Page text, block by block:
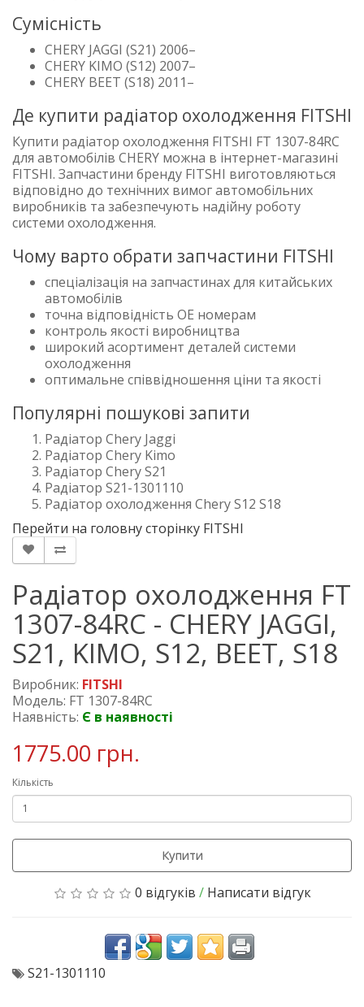
Сумісність
CHERY JAGGI (S21) 2006–
CHERY KIMO (S12) 2007–
CHERY BEET (S18) 2011–
Де купити радіатор охолодження FITSHI
Купити радіатор охолодження FITSHI FT 1307-84RC
для автомобілів CHERY можна в інтернет-магазині
FITSHI. Запчастини бренду FITSHI виготовляються
відповідно до технічних вимог автомобільних
виробників та забезпечують надійну роботу
системи охолодження.
Чому варто обрати запчастини FITSHI
спеціалізація на запчастинах для китайських
автомобілів
точна відповідність OE номерам
контроль якості виробництва
широкий асортимент деталей системи
охолодження
оптимальне співвідношення ціни та якості
Популярні пошукові запити
Радіатор Chery Jaggi
Радіатор Chery Kimo
Радіатор Chery S21
Радіатор S21-1301110
Радіатор охолодження Chery S12 S18
Перейти на головну сторінку FITSHI
Радіатор охолодження FT
1307-84RC - CHERY JAGGI,
S21, KIMO, S12, BEET, S18
Виробник: FITSHI
Модель: FT 1307-84RC
Наявність: Є в наявності
1775.00 грн.
Кількість
Купити
0 відгуків / Написати відгук
S21-1301110